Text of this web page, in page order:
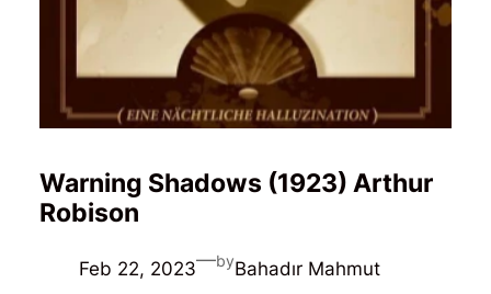
Warning Shadows (1923) Arthur
Robison
Feb 22, 2023—byBahadır Mahmut